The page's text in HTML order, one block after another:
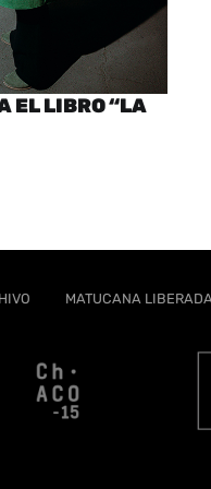
EL LIBRO “LA
MATUCANA